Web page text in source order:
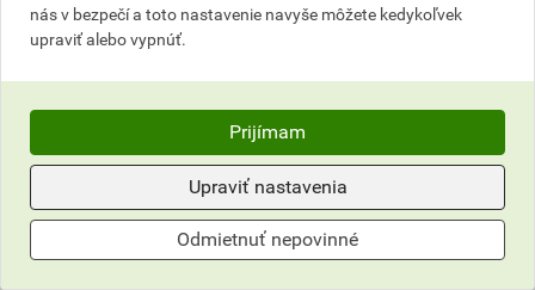
čistotu povrchu omietky a vysoký stupeň
ochrany omietky proti rastu mikroorganizmov.
rozkladá splodiny a zlúčeniny škodiace
ľudskému zdraviu obsiahnuté vo vzduchu.
Použitie
Omietka slúži na ochranu stavby pred
nás v bezpečí a toto nastavenie navyše môžete kedykoľvek
upraviť alebo vypnúť.
Prijímam
Upraviť nastavenia
Odmietnuť nepovinné